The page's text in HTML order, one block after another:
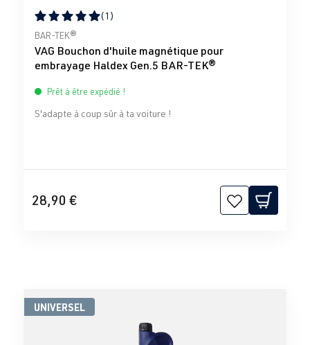
Note moyenne de 5 sur 5 étoiles
(1)
BAR-TEK®
VAG Bouchon d'huile magnétique pour
embrayage Haldex Gen.5 BAR-TEK®
Prêt à être expédié !
S'adapte à coup sûr à ta voiture !
28,90 €
UNIVERSEL